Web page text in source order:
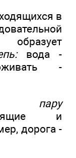
в
вода -
-
пару
и
дорога -